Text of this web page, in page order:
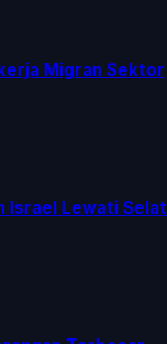
Migran Sektor
Israel Lewati Selat